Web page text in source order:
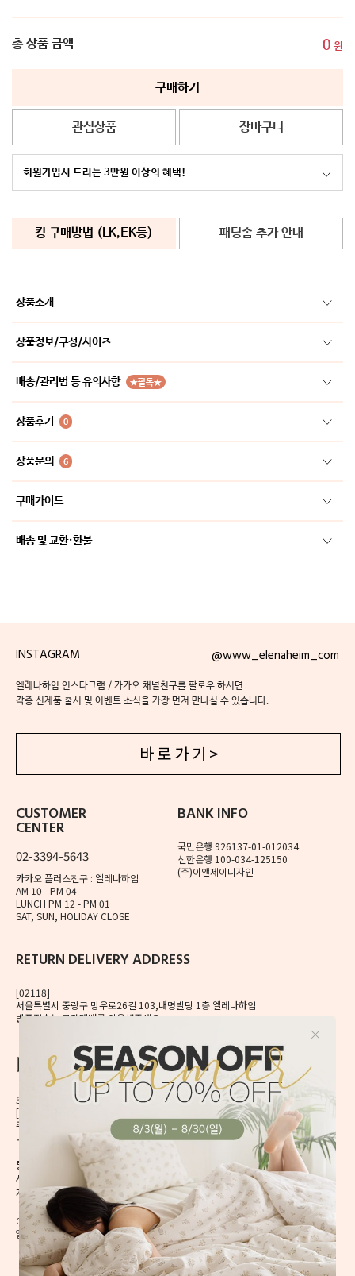
총 상품 금액 0 원
구매하기
관심상품 장바구니
회원가입시 드리는 3만원 이상의 혜택!
킹 구매방법 (LK,EK등) 패딩솜 추가 안내
상품소개
상품정보/구성/사이즈
배송/관리법 등 유의사항 ★필독★
상품후기 0
상품문의 6
구매가이드
배송 및 교환·환불
INSTAGRAM @www_elenaheim_com
엘레나하임 인스타그램 / 카카오 채널친구를 팔로우 하시면
각종 신제품 출시 및 이벤트 소식을 가장 먼저 만나실 수 있습니다.
바 로 가 기 >
CUSTOMER
CENTER
02-3394-5643
카카오 플러스친구 : 엘레나하임
AM 10 - PM 04
LUNCH PM 12 - PM 01
SAT, SUN, HOLIDAY CLOSE
BANK INFO
국민은행 926137-01-012034
신한은행 100-034-125150
(주)이앤제이디자인
RETURN DELIVERY ADDRESS
[02118]
서울특별시 중랑구 망우로26길 103,내명빌딩 1층 엘레나하임
반품접수는 로젠택배를 이용해주세요.
56, Mangu-ro, Dongdaemun-gu, Seoul, Korea
[02496] 서울시 동대문구 망우로 56 이앤제이빌딩 6층
주식회사 이앤제이디자인
대표자 이재혁, 이예은
통신판매신고번호 2020-서울동대문-0224호
[CHECK]
사업자등록번호 413-86-01738
개인정보관리책임자 이예은,enjdesign@naver.com
COPYRIGHT @ ELENAHEIM. ALL RIGHT RESERVED.
엘레나 하임의 모든 디자인과 내용은 무단 도용할 수 없습니다.